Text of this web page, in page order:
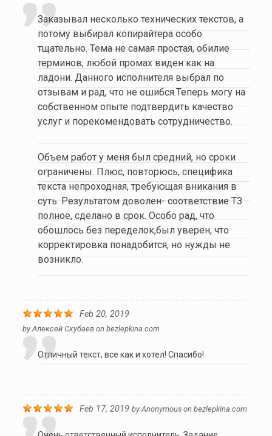
Заказывал несколько технических текстов, а
потому выбирал копирайтера особо
тщательно. Тема не самая простая, обилие
терминов, любой промах виден как на
ладони. Данного исполнителя выбрал по
отзывам и рад, что не ошибся.Теперь могу на
собственном опыте подтвердить качество
услуг и порекомендовать сотрудничество.
Объем работ у меня был средний, но сроки
ограничены. Плюс, повторюсь, специфика
текста непроходная, требующая вникания в
суть. Результатом доволен- соответствие ТЗ
полное, сделано в срок. Особо рад, что
обошлось без переделок,был уверен, что
корректировка понадобится, но нужды не
возникло.
Feb 20, 2019
byАлексей Скубаевon bezlepkina.com
Отличный текст, все как и хотел! Спасибо!
Feb 17, 2019 byAnonymouson bezlepkina.com